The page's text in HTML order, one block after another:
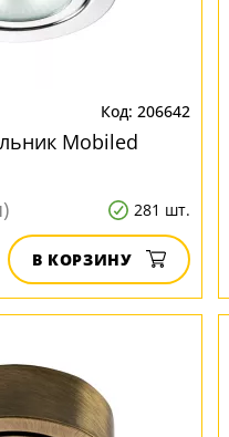
206642
Mobiled
281 шт.
В КОРЗИНУ